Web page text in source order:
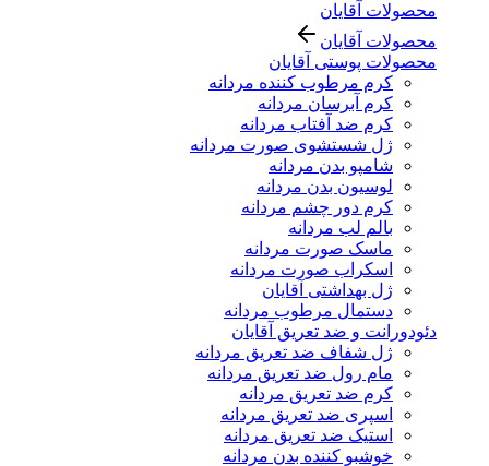
محصولات آقایان
محصولات آقایان
محصولات پوستی آقایان
کرم مرطوب کننده مردانه
کرم آبرسان مردانه
کرم ضد آفتاب مردانه
ژل شستشوی صورت مردانه
شامپو بدن مردانه
لوسیون بدن مردانه
کرم دور چشم مردانه
بالم لب مردانه
ماسک صورت مردانه
اسکراب صورت مردانه
ژل بهداشتی آقایان
دستمال مرطوب مردانه
دئودورانت و ضد تعریق آقایان
ژل شفاف ضد تعریق مردانه
مام رول ضد تعریق مردانه
کرم ضد تعریق مردانه
اسپری ضد تعریق مردانه
استیک ضد تعریق مردانه
خوشبو کننده بدن مردانه